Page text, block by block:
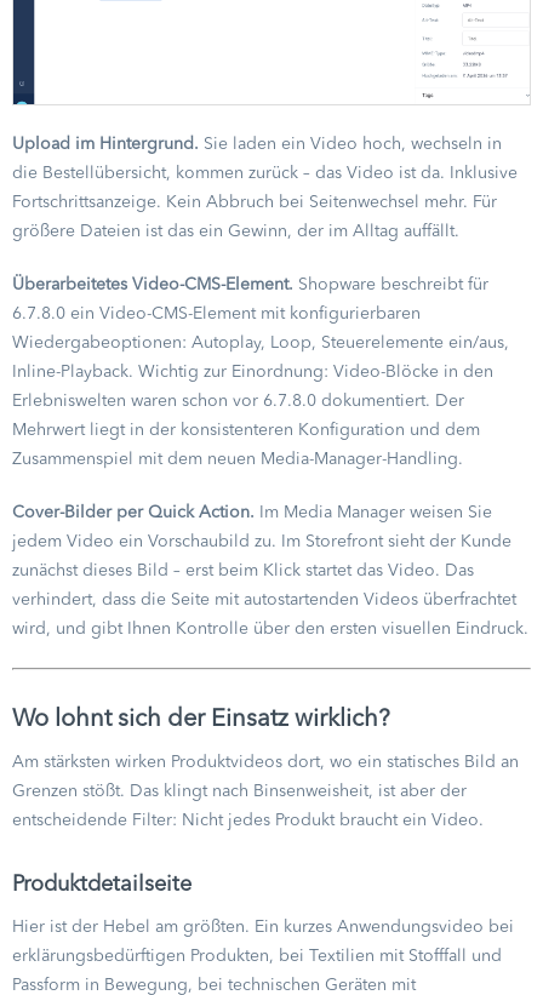
Upload im Hintergrund. Sie laden ein Video hoch, wechseln in
die Bestellübersicht, kommen zurück – das Video ist da. Inklusive
Fortschrittsanzeige. Kein Abbruch bei Seitenwechsel mehr. Für
größere Dateien ist das ein Gewinn, der im Alltag auffällt.
Überarbeitetes Video-CMS-Element. Shopware beschreibt für
6.7.8.0 ein Video-CMS-Element mit konfigurierbaren
Wiedergabeoptionen: Autoplay, Loop, Steuerelemente ein/aus,
Inline-Playback. Wichtig zur Einordnung: Video-Blöcke in den
Erlebniswelten waren schon vor 6.7.8.0 dokumentiert. Der
Mehrwert liegt in der konsistenteren Konfiguration und dem
Zusammenspiel mit dem neuen Media-Manager-Handling.
Cover-Bilder per Quick Action. Im Media Manager weisen Sie
jedem Video ein Vorschaubild zu. Im Storefront sieht der Kunde
zunächst dieses Bild – erst beim Klick startet das Video. Das
verhindert, dass die Seite mit autostartenden Videos überfrachtet
wird, und gibt Ihnen Kontrolle über den ersten visuellen Eindruck.
Wo lohnt sich der Einsatz wirklich?
Am stärksten wirken Produktvideos dort, wo ein statisches Bild an
Grenzen stößt. Das klingt nach Binsenweisheit, ist aber der
entscheidende Filter: Nicht jedes Produkt braucht ein Video.
Produktdetailseite
Hier ist der Hebel am größten. Ein kurzes Anwendungsvideo bei
erklärungsbedürftigen Produkten, bei Textilien mit Stofffall und
Passform in Bewegung, bei technischen Geräten mit